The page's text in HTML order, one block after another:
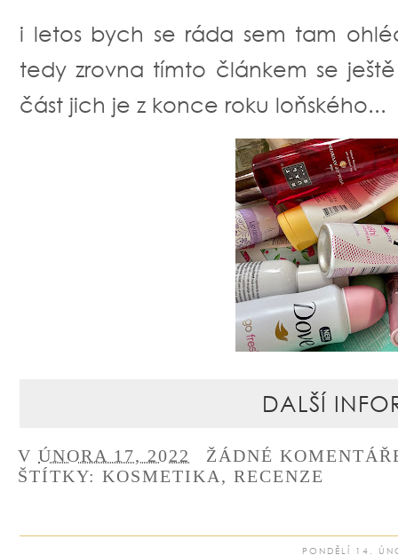
i letos bych se ráda sem tam
tedy zrovna tímto článkem se
část jich je z konce roku loňského...
DALŠÍ
V ÚNORA 17, 2022
ŽÁDNÉ
ŠTÍTKY: KOSMETIKA, RECENZE
PONDĚLÍ 14.